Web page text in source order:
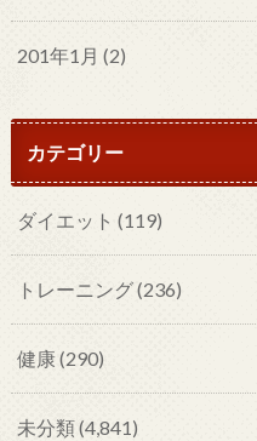
201年1月 (2)
カテゴリー
ダイエット (119)
トレーニング(236)
健康(290)
未分類(4,841)